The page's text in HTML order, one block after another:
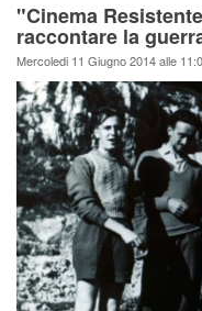
"Cinema
raccontare la
Mercoledi 11 Giugno 2014 alle